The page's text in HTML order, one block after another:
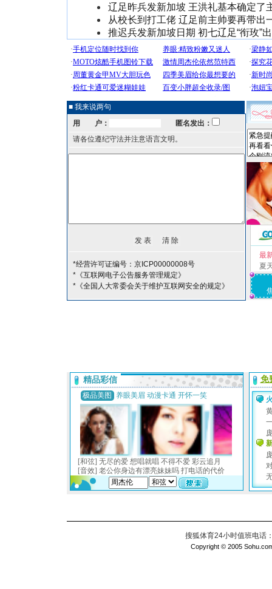
辽足昨兵发新加坡 王洪礼基本确定了
从校长到打工佬 辽足前主帅要再带出
推迟兵发新加坡日期 初七辽足“衔玫”
■ 我来说两句
用 户：
匿名发出：
请各位遵纪守法并注意语言文明。
*经营许可证编号：京ICP00000008号
*《互联网电子公告服务管理规定》
*《全国人大常委会关于维护互联网安全的规定》
最
夏
搜狐体育24小时值班电话
Copyright © 2005